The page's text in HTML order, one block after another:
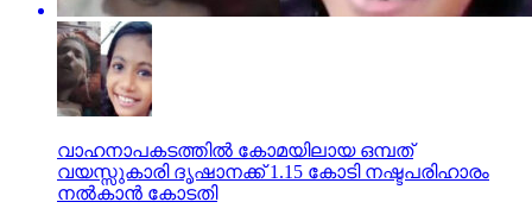
വാഹനാപകടത്തില്‍ കോമയിലായ ഒമ്പത്
വയസ്സുകാരി ദൃഷാനക്ക് 1.15 കോടി നഷ്ടപരിഹാരം
നല്‍കാന്‍ കോടതി